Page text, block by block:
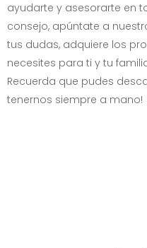
ayudarte y asesorarte en
consejo, apúntate a
tus dudas, adquiere los
necesites para ti y tu
Recuerda que pudes
tenernos siempre a mano!